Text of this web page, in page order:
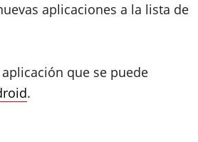
aplicaciones a la lista de
que se puede
.